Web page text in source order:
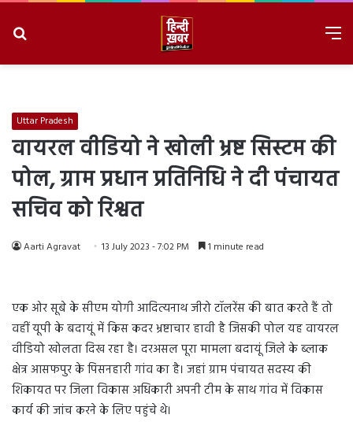
Uttar Pradesh
वायरल वीडियो ने खोली भ्रष्ट सिस्टम की
पोल, ग्राम प्रधान प्रतिनिधि ने दी पंचायत
सचिव को रिश्वत
Aarti Agravat 13 July 2023 - 7:02 PM 1 minute read
एक ओर सूबे के सीएम योगी आदित्यनाथ जीरो टॉलरेंस की बात करते हैं तो
वहीं यूपी के बदायूं में किस कदर भ्रष्टाचार हावी है जिसकी पोल यह वायरल
वीडियो खोलता दिख रहा है। दरअसल पूरा मामला बदायूं जिले के ब्लाक
क्षेत्र आसफपुर के पिसनहारी गांव का है। जहां ग्राम पंचायत सदस्य की
शिकायत पर जिला विकास अधिकारी अपनी टीम के साथ गांव में विकास
कार्य की जांच करने के लिए पहुंचे थे।